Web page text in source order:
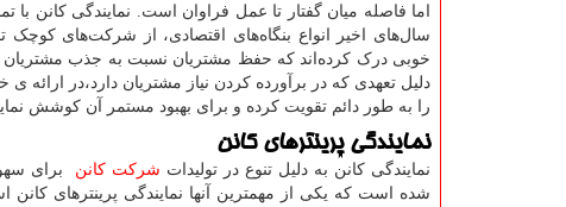
اما فاصله میان گفتار تا عمل فراوان است. نمایندگی کانن
سال‌های اخیر انواع بنگاه‌های اقتصادی، از شرکت‌های
خوبی درک کرده‌اند که حفظ مشتریان نسبت به جذب مشتریان
دلیل تعهدی که در برآورده کردن نیاز مشتریان دارد،در
را به طور دائم تقویت کرده و برای بهبود مستمر آن کوشش
نمایندگی پرینترهای کانن
نمایندگی کانن به دلیل تنوع در تولیدات شرکت کانن
برای
شده است که یکی از مهمترین آنها نمایندگی پرینترهای